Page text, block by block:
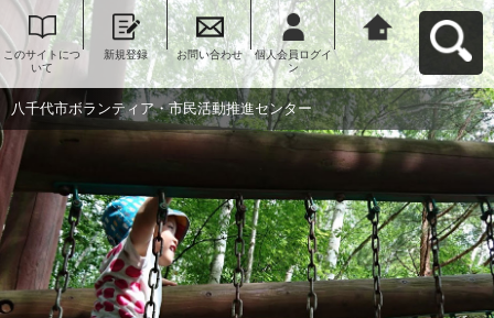
このサイトにつ
いて
新規登録 お問い合わせ
個人会員ログイ
ン
八千代市ボラン
ティア・市民活
動推進センター
へ戻る
八千代市ボランティア・市民活動推進センター